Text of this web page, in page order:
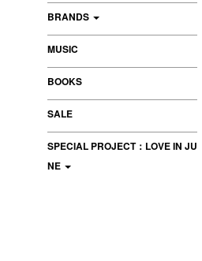
BRANDS
MUSIC
BOOKS
SALE
SPECIAL PROJECT：LOVE IN JU
NE